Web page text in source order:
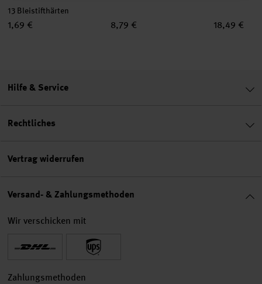
13 Bleistifthärten
1,69 € 8,79 € 18,49 €
Hilfe & Service
Rechtliches
Vertrag widerrufen
Versand- & Zahlungsmethoden
Wir verschicken mit
Zahlungsmethoden